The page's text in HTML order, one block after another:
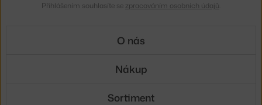
Přihlášením souhlasíte se zpracováním osobních údajů
O nás
Nákup
Sortiment